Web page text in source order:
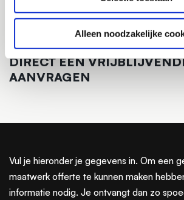
Alleen noodzakelijke
DIRECT EEN
AANVRAGEN
Vul je hieronder je gegevens in. Om een
maatwerk offerte te kunnen maken
informatie nodig. Je ontvangt dan zo